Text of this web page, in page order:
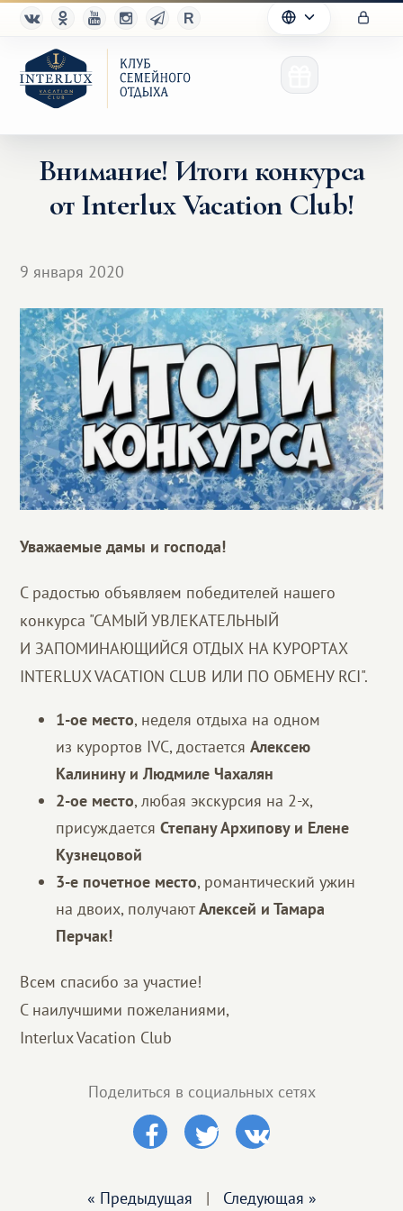
Клуб
Благотворительность
Внимание! Итоги конкурса
от Interlux Vacation Club!
9 января 2020
Уважаемые дамы и господа!
С радостью объявляем победителей нашего
конкурса "САМЫЙ УВЛЕКАТЕЛЬНЫЙ
И ЗАПОМИНАЮЩИЙСЯ ОТДЫХ НА КУРОРТАХ
INTERLUX VACATION CLUB ИЛИ ПО ОБМЕНУ RCI".
1-ое место, неделя отдыха на одном
из курортов IVC, достаетсяАлексею
Калинину и Людмиле Чахалян
2-ое место, любая экскурсия на 2-х,
присуждаетсяСтепану Архипову и Елене
Кузнецовой
3-е почетное место, романтический ужин
на двоих, получаютАлексей и Тамара
Перчак!
Всем спасибо за участие!
С наилучшими пожеланиями,
Interlux Vacation Club
Поделиться в социальных сетях
« Предыдущая | Следующая »